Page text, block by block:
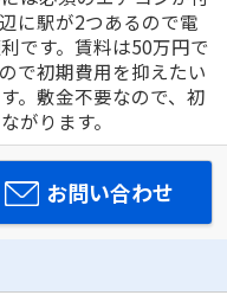
に駅が2つあるので電
です。賃料は50万円で
で初期費用を抑えたい
。敷金不要なので、初
がります。
お問い合わせ